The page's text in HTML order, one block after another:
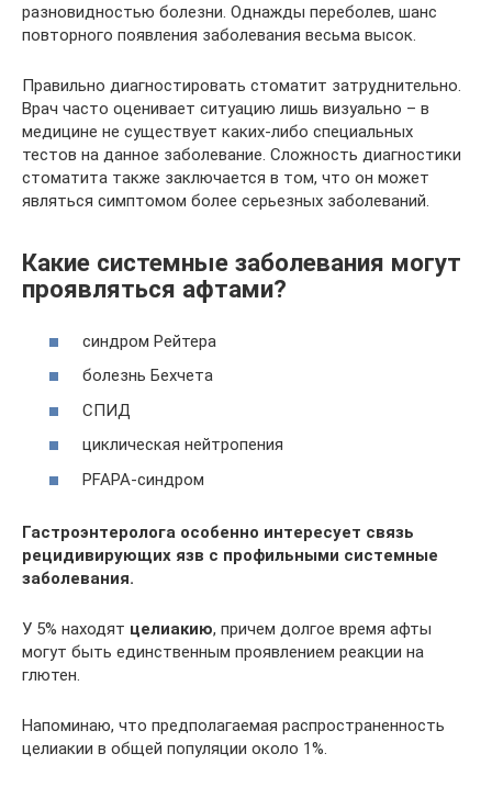
разновидностью болезни. Однажды переболев, шанс
повторного появления заболевания весьма высок.
Правильно диагностировать стоматит затруднительно.
Врач часто оценивает ситуацию лишь визуально – в
медицине не существует каких-либо специальных
тестов на данное заболевание. Сложность диагностики
стоматита также заключается в том, что он может
являться симптомом более серьезных заболеваний.
Какие системные заболевания могут
проявляться афтами?
синдром Рейтера
болезнь Бехчета
СПИД
циклическая нейтропения
PFAPA-синдром
Гастроэнтеролога особенно интересует связь
рецидивирующих язв с профильными системные
заболевания.
У 5% находят целиакию, причем долгое время афты
могут быть единственным проявлением реакции на
глютен.
Напоминаю, что предполагаемая распространенность
целиакии в общей популяции около 1%.